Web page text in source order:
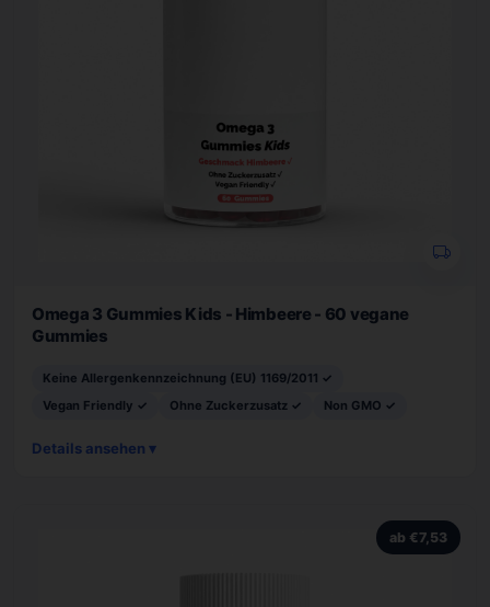
Omega 3 Gummies Kids - Himbeere - 60 vegane
Gummies
Keine Allergenkennzeichnung (EU) 1169/2011 ✓
Vegan Friendly ✓
Ohne Zuckerzusatz ✓ Non GMO ✓
Details ansehen ▾
ab €7,53